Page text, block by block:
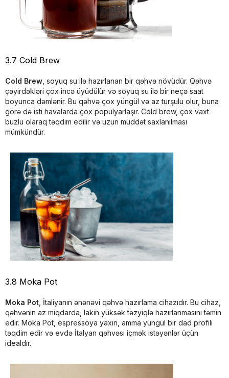
3.7 Cold Brew
Cold Brew , soyuq su ilə hazırlanan bir qəhvə növüdür. Qəhvə
çəyirdəkləri çox incə üyüdülür və soyuq su ilə bir neçə saat
boyunca dəmlənir. Bu qəhvə çox yüngül və az turşulu olur, buna
görə də isti havalarda çox populyarlaşır. Cold brew, çox vaxt
buzlu olaraq təqdim edilir və uzun müddət saxlanılması
mümkündür.
3.8 Moka Pot
Moka Pot, İtaliyanın ənənəvi qəhvə hazırlama cihazıdır. Bu cihaz,
qəhvənin az miqdarda, lakin yüksək təzyiqlə hazırlanmasını təmin
edir. Moka Pot, espressoya yaxın, amma yüngül bir dad profili
təqdim edir və evdə İtalyan qəhvəsi içmək istəyənlər üçün
idealdır.